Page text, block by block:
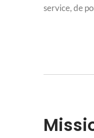
service, de